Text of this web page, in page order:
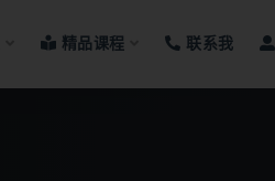
精品课程 联系我